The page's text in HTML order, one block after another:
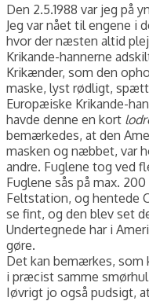
Den 2.5.1988 var jeg på
Jeg var nået til engene i
hvor der næsten altid
Krikande-hannerne
Krikænder, som den
maske, lyst rødligt,
Europæiske Krikande-
havde denne en kort
bemærkedes, at den
masken og næbbet, var
andre. Fuglene tog ved
Fuglene sås på max.
Feltstation, og hentede
se fint, og den blev set
Undertegnede har i
gøre.
Det kan bemærkes, som
i præcist samme
Iøvrigt jo også pudsigt,